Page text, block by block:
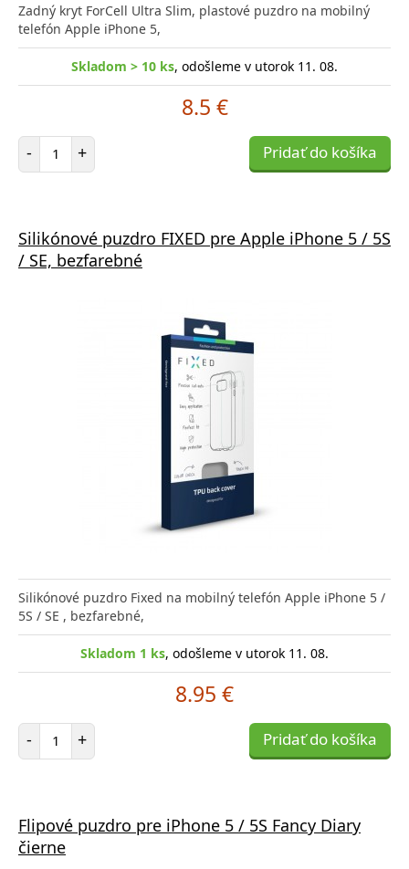
Zadný kryt ForCell Ultra Slim, plastové puzdro na mobilný
telefón Apple iPhone 5,
Skladom > 10 ks, odošleme v utorok 11. 08.
8.5 €
- Počet položiek
+ Pridať do košíka
Silikónové puzdro FIXED pre Apple iPhone 5 / 5S
/ SE, bezfarebné
Silikónové puzdro Fixed na mobilný telefón Apple iPhone 5 /
5S / SE , bezfarebné,
Skladom 1 ks, odošleme v utorok 11. 08.
8.95 €
- Počet položiek
+ Pridať do košíka
Flipové puzdro pre iPhone 5 / 5S Fancy Diary
čierne